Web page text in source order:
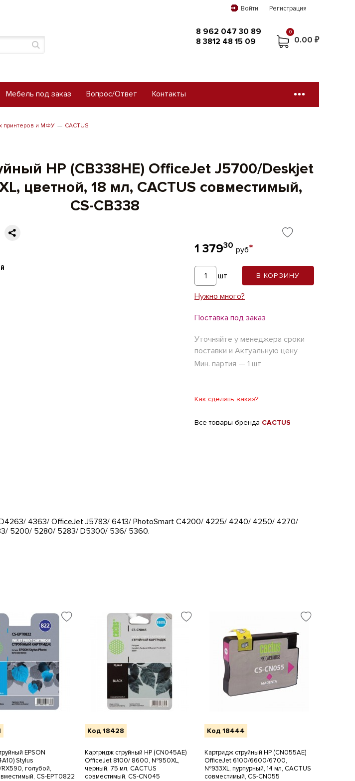
Войти Регистрация
8 962 047 30 89
8 3812 48 15 09
0
0.00 ₽
Мебель под заказ Вопрос/Ответ Контакты
принтеров и МФУ CACTUS
HP (CB338HE) OfficeJet J5700/Deskjet
цветной, 18 мл, CACTUS совместимый,
CS-CB338
1 37930 руб*
шт В КОРЗИНУ
Нужно много?
Поставка под заказ
Уточняйте у менеджера сроки
поставки и Актуальную цену
Мин. партия — 1 шт
Как сделать заказ?
Все товары бренда CACTUS
4363/ OfficeJet J5783/ 6413/ PhotoSmart C4200/ 4225/ 4240/ 4250/ 4270/
5200/ 5280/ 5283/ D5300/ 536/ 5360.
EPSON
Stylus
голубой,
CS-EPT0822
Код 18428
Картридж струйный HP (CN045AE)
OfficeJet 8100/ 8600, №950XL,
черный, 75 мл, CACTUS
совместимый, CS-CN045
Код 18444
Картридж струйный HP (CN055AE)
OfficeJet 6100/6600/6700,
№933XL, пурпурный, 14 мл, CACTUS
совместимый, CS-CN055